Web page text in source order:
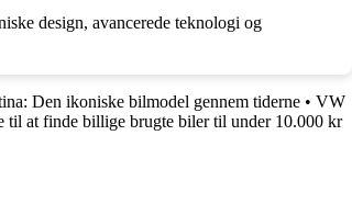
design, avancerede teknologi og
Den ikoniske bilmodel gennem tiderne • VW
til at finde billige brugte biler til under 10.000 kr